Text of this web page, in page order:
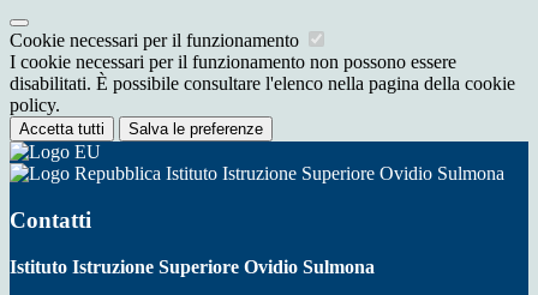
Cookie necessari per il funzionamento
I cookie necessari per il funzionamento non possono essere
disabilitati. È possibile consultare l'elenco nella pagina della cookie
policy.
Accetta tutti Salva le preferenze
Istituto Istruzione Superiore Ovidio Sulmona
Contatti
Istituto Istruzione Superiore Ovidio Sulmona